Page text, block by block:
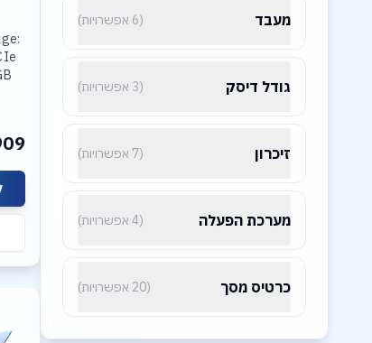
מעבד (6 אפשרויות)
גודל דיסק (3 אפשרויות)
זיכרון (7 אפשרויות)
מערכת הפעלה (4 אפשרויות)
כרטיס מסך (20 אפשרויות)